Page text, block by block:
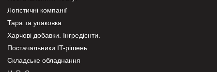
Логістичні компанії
Тара та упаковка
Харчові добавки. Інгредієнти.
Постачальники IT-рішень
Складське обладнання